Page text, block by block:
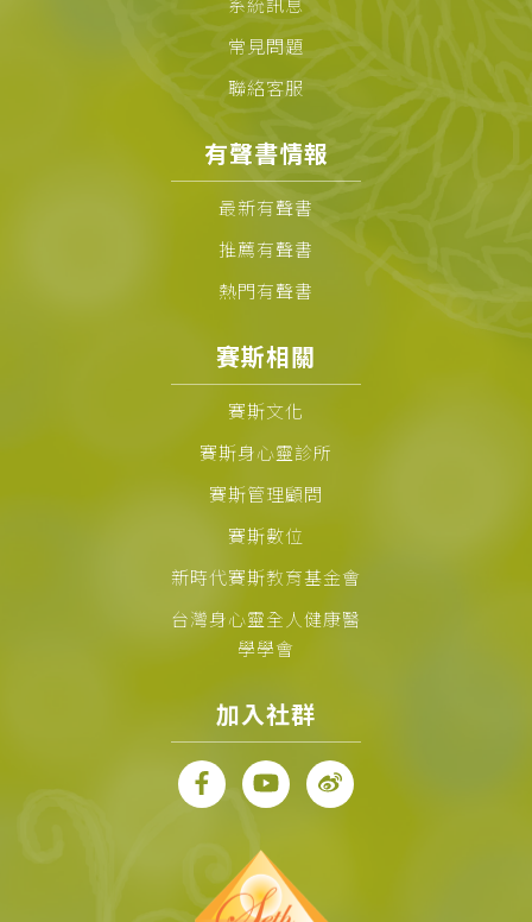
常見問題
聯絡客服
有聲書情報
最新有聲書
推薦有聲書
熱門有聲書
賽斯相關
賽斯文化
賽斯身心靈診所
賽斯管理顧問
賽斯數位
新時代賽斯教育基金會
台灣身心靈全人健康醫
學學會
加入社群